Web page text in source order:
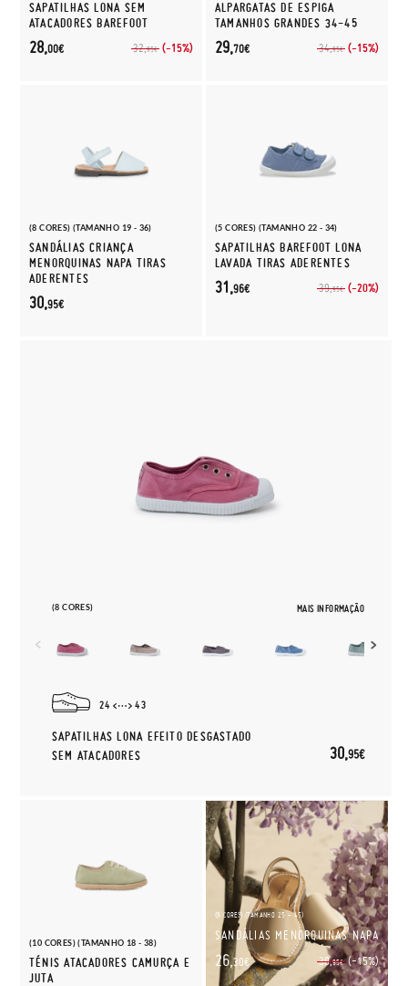
SAPATILHAS LONA SEM
ATACADORES BAREFOOT
32,95€ (-15%)
28,00€
ALPARGATAS DE ESPIGA
TAMANHOS GRANDES 34-45
34,95€ (-15%)
29,70€
(8 CORES) (TAMANHO 19 - 36)
SANDÁLIAS CRIANÇA
MENORQUINAS NAPA TIRAS
ADERENTES
30,95€
(5 CORES) (TAMANHO 22 - 34)
SAPATILHAS BAREFOOT LONA
LAVADA TIRAS ADERENTES
39,95€ (-20%)
31,96€
(8 CORES) MAIS INFORMAÇÃO
24 43
SAPATILHAS LONA EFEITO DESGASTADO
SEM ATACADORES
30,95€
(10 CORES) (TAMANHO 18 - 38)
TÉNIS ATACADORES CAMURÇA E
JUTA
(9 CORES) (TAMANHO 25 - 45)
SANDÁLIAS MENORQUINAS NAPA
30,95€ (-15%)
26,30€